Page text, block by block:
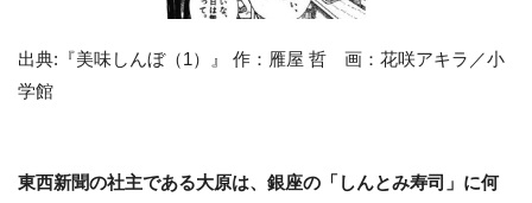
出典:『美味しんぼ（1）』 作：雁屋 哲 画：花咲アキラ／小
学館
東西新聞の社主である大原は、銀座の「しんとみ寿司」に何